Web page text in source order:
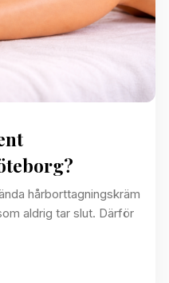
hårborttagningskräm
aldrig tar slut. Därför